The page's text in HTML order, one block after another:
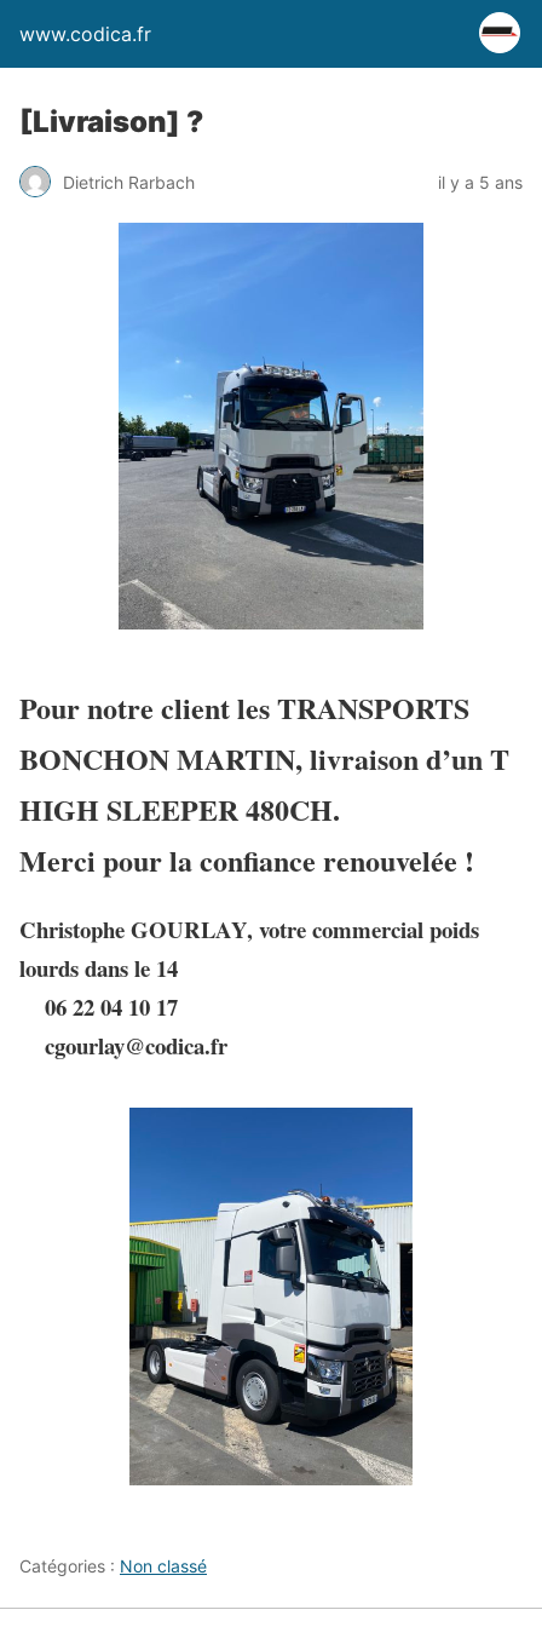
www.codica.fr
[Livraison] ?
Dietrich Rarbach il y a 5 ans
Pour notre client les TRANSPORTS
BONCHON MARTIN, livraison d’un T
HIGH SLEEPER 480CH.
Merci pour la confiance renouvelée !
Christophe GOURLAY, votre commercial poids
lourds dans le 14
06 22 04 10 17
cgourlay@codica.fr
Catégories : Non classé